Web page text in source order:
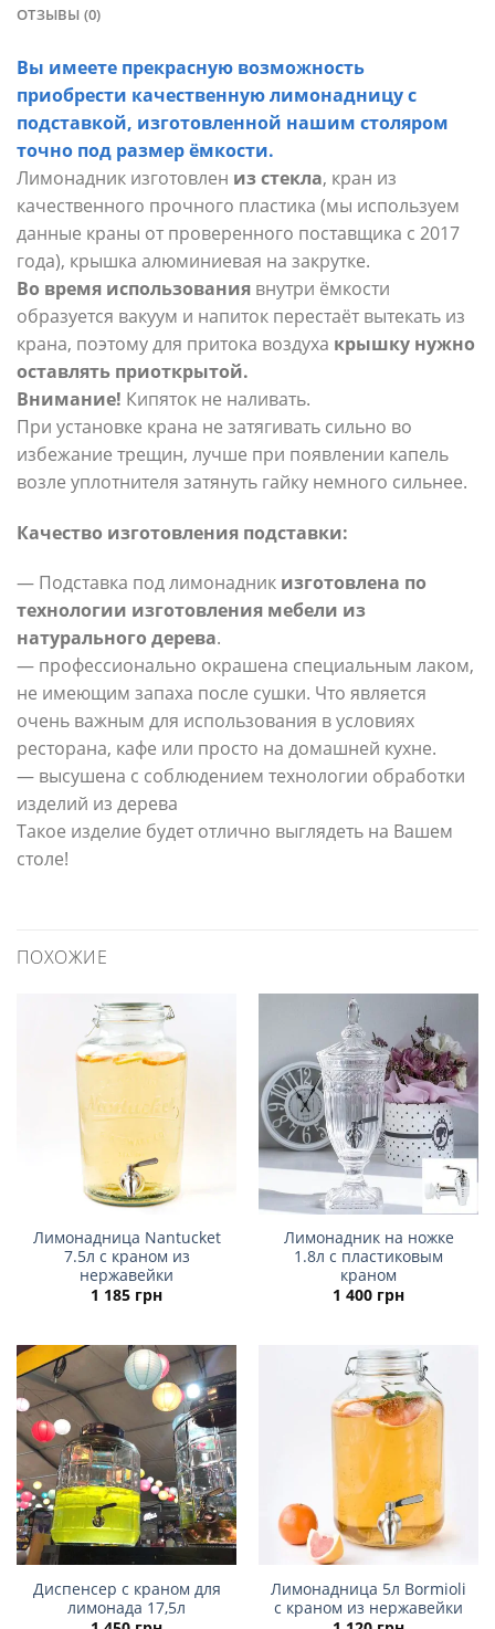
ОТЗЫВЫ (0)
Вы имеете прекрасную возможность
приобрести качественную лимонадницу с
подставкой, изготовленной нашим столяром
точно под размер ёмкости.
Лимонадник изготовлен из стекла, кран из
качественного прочного пластика (мы используем
данные краны от проверенного поставщика с 2017
года), крышка алюминиевая на закрутке.
Во время использования внутри ёмкости
образуется вакуум и напиток перестаёт вытекать из
крана, поэтому для притока воздуха крышку нужно
оставлять приоткрытой.
Внимание! Кипяток не наливать.
При установке крана не затягивать сильно во
избежание трещин, лучше при появлении капель
возле уплотнителя затянуть гайку немного сильнее.
Качество изготовления подставки:
— Подставка под лимонадник изготовлена по
технологии изготовления мебели из
натурального дерева.
— профессионально окрашена специальным лаком,
не имеющим запаха после сушки. Что является
очень важным для использования в условиях
ресторана, кафе или просто на домашней кухне.
— высушена с соблюдением технологии обработки
изделий из дерева
Такое изделие будет отлично выглядеть на Вашем
столе!
ПОХОЖИЕ
Лимонадница Nantucket
7.5л с краном из
нержавейки
1 185 грн
Лимонадник на ножке
1.8л с пластиковым
краном
1 400 грн
Диспенсер с краном для
лимонада 17,5л
Лимонадница 5л Bormioli
с краном из нержавейки